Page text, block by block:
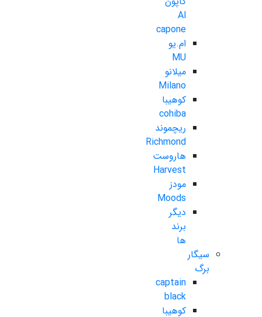
Al
capone
ام.یو
MU
میلانو
Milano
کوهیبا
cohiba
ریچموند
Richmond
هاروست
Harvest
مودز
Moods
دیگر
برند
ها
سیگار
برگ
captain
black
کوهیبا